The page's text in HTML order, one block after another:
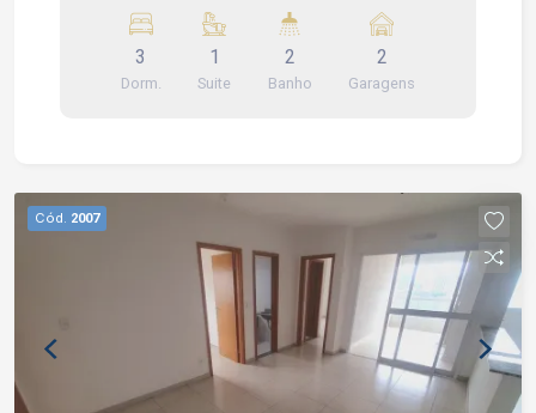
de gesso, varanda gourmet com fechamento em
vidro, sala de 2 ambientes, 1 banheiro, cozinha
americana com armários planejados. Condomínio
Caique Lopes de CRECI 264.991 F (12) 99189-
7273 WhatsApp e Claro.
3
Dorm.
1
Suite
2
Banho
2
Garagens
Cód. 2007